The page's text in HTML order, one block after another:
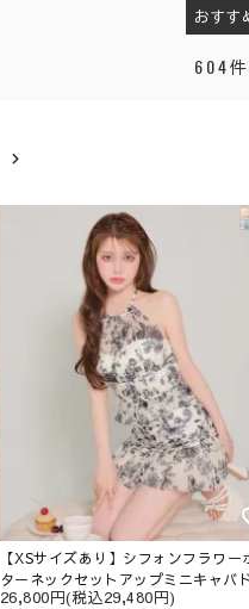
おすす
604
【XSサイズあり】シフォンフラワー
ターネックセットアップミニキャバ
26,800円(税込29,480円)